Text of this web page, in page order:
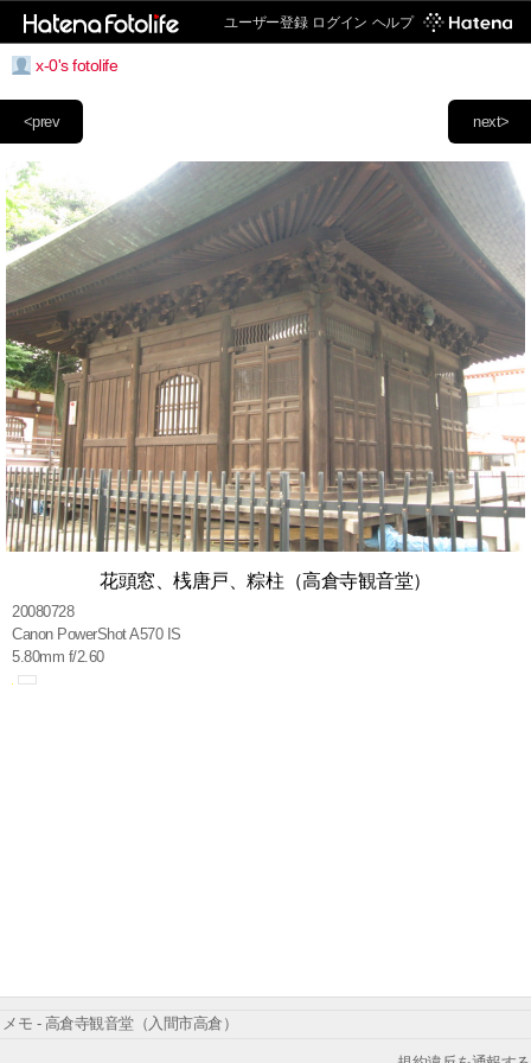
ユーザー登録 ログイン ヘルプ
x-0's fotolife
next>
<prev
花頭窓、桟唐戸、粽柱（高倉寺観音堂）
20080728
Canon PowerShot A570 IS
5.80mm f/2.60
メモ - 高倉寺観音堂（入間市高倉）